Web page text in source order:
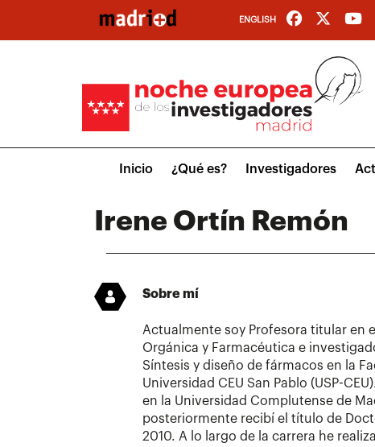
contenido
ENGLISH
menuInicio ¿Qué es? Investigadores
Irene Ortín Remón
Sobre mí
Actualmente soy Profesora titular en
Orgánica y Farmacéutica e
Síntesis y diseño de fármacos en la
Universidad CEU San Pablo (USP-
en la Universidad Complutense de
posteriormente recibí el título de
2010. A lo largo de la carrera he